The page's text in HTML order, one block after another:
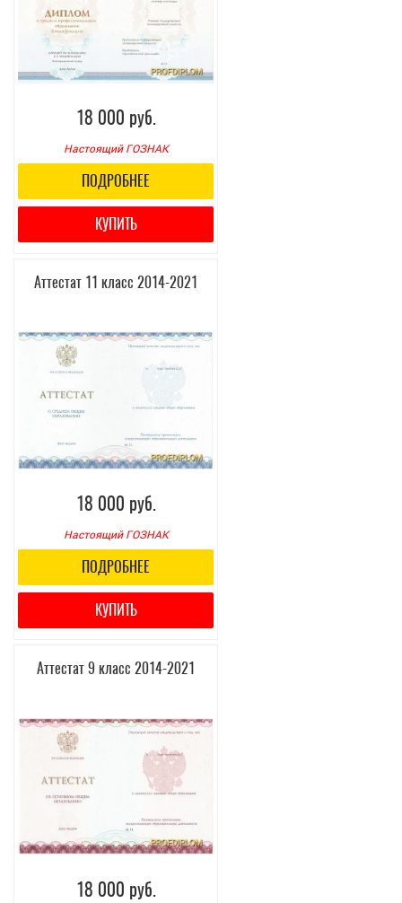
18 000 руб.
Настоящий ГОЗНАК
ПОДРОБНЕЕ
КУПИТЬ
Аттестат 11 класс 2014-2021
18 000 руб.
Настоящий ГОЗНАК
ПОДРОБНЕЕ
КУПИТЬ
Аттестат 9 класс 2014-2021
18 000 руб.